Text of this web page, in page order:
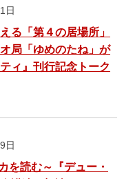
日
る「第４の居場所」
局「ゆめのたね」が
ィ』刊行記念トーク
日
を読む～『デュー・